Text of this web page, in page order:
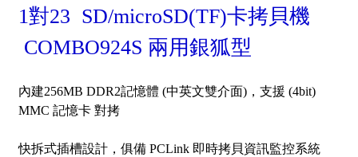
1對23 SD/microSD(TF)卡拷貝機
COMBO924S 兩用銀狐型
內建256MB DDR2記憶體 (中英文雙介面)， 支援 (4bit)
MMC 記憶卡 對拷
快拆式插槽設計，俱備 PCLink 即時拷貝資訊監控系統